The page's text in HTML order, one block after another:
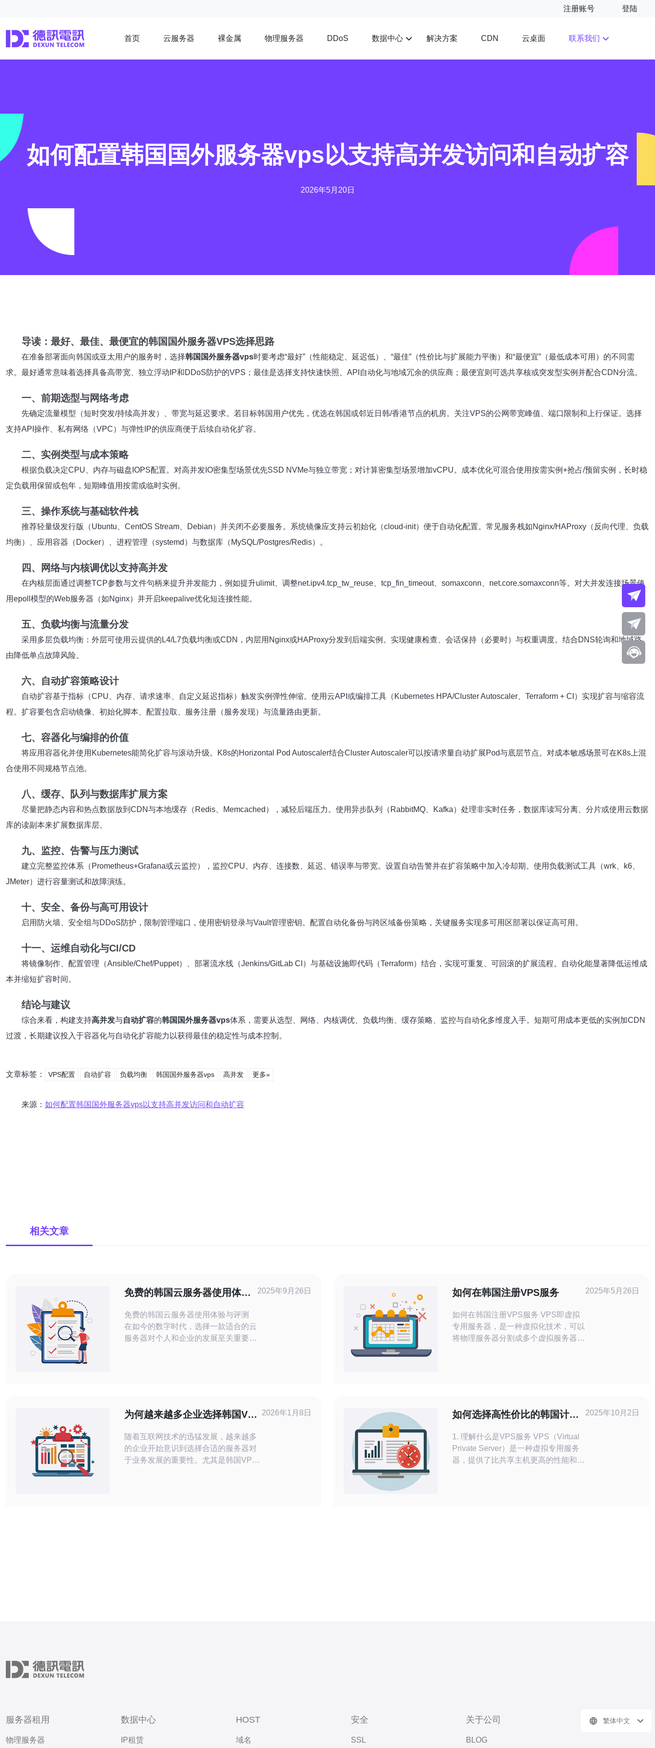
注册账号 登陆
首页 云服务器 裸金属 物理服务器 DDoS 数据中心 解决方案 CDN 云桌面 联系我们
如何配置韩国国外服务器vps以支持高并发访问和自动扩容
2026年5月20日
导读：最好、最佳、最便宜的韩国国外服务器VPS选择思路
在准备部署面向韩国或亚太用户的服务时，选择韩国国外服务器vps时要考虑“最好”（性能稳定、延迟低）、“最佳”（性价比与扩展能力平衡）和“最便宜”（最低成本可用）的不同需
求。最好通常意味着选择具备高带宽、独立浮动IP和DDoS防护的VPS；最佳是选择支持快速快照、API自动化与地域冗余的供应商；最便宜则可选共享核或突发型实例并配合CDN分流。
一、前期选型与网络考虑
先确定流量模型（短时突发/持续高并发）、带宽与延迟要求。若目标韩国用户优先，优选在韩国或邻近日韩/香港节点的机房。关注VPS的公网带宽峰值、端口限制和上行保证。选择
支持API操作、私有网络（VPC）与弹性IP的供应商便于后续自动化扩容。
二、实例类型与成本策略
根据负载决定CPU、内存与磁盘IOPS配置。对高并发IO密集型场景优先SSD NVMe与独立带宽；对计算密集型场景增加vCPU。成本优化可混合使用按需实例+抢占/预留实例，长时稳
定负载用保留或包年，短期峰值用按需或临时实例。
三、操作系统与基础软件栈
推荐轻量级发行版（Ubuntu、CentOS Stream、Debian）并关闭不必要服务。系统镜像应支持云初始化（cloud-init）便于自动化配置。常见服务栈如Nginx/HAProxy（反向代理、负载
均衡）、应用容器（Docker）、进程管理（systemd）与数据库（MySQL/Postgres/Redis）。
四、网络与内核调优以支持高并发
在内核层面通过调整TCP参数与文件句柄来提升并发能力，例如提升ulimit、调整net.ipv4.tcp_tw_reuse、tcp_fin_timeout、somaxconn、net.core.somaxconn等。对大并发连接场景使
用epoll模型的Web服务器（如Nginx）并开启keepalive优化短连接性能。
五、负载均衡与流量分发
采用多层负载均衡：外层可使用云提供的L4/L7负载均衡或CDN，内层用Nginx或HAProxy分发到后端实例。实现健康检查、会话保持（必要时）与权重调度。结合DNS轮询和地域路
由降低单点故障风险。
六、自动扩容策略设计
自动扩容基于指标（CPU、内存、请求速率、自定义延迟指标）触发实例弹性伸缩。使用云API或编排工具（Kubernetes HPA/Cluster Autoscaler、Terraform + CI）实现扩容与缩容流
程。扩容要包含启动镜像、初始化脚本、配置拉取、服务注册（服务发现）与流量路由更新。
七、容器化与编排的价值
将应用容器化并使用Kubernetes能简化扩容与滚动升级。K8s的Horizontal Pod Autoscaler结合Cluster Autoscaler可以按请求量自动扩展Pod与底层节点。对成本敏感场景可在K8s上混
合使用不同规格节点池。
八、缓存、队列与数据库扩展方案
尽量把静态内容和热点数据放到CDN与本地缓存（Redis、Memcached），减轻后端压力。使用异步队列（RabbitMQ、Kafka）处理非实时任务，数据库读写分离、分片或使用云数据
库的读副本来扩展数据库层。
九、监控、告警与压力测试
建立完整监控体系（Prometheus+Grafana或云监控），监控CPU、内存、连接数、延迟、错误率与带宽。设置自动告警并在扩容策略中加入冷却期。使用负载测试工具（wrk、k6、
JMeter）进行容量测试和故障演练。
十、安全、备份与高可用设计
启用防火墙、安全组与DDoS防护，限制管理端口，使用密钥登录与Vault管理密钥。配置自动化备份与跨区域备份策略，关键服务实现多可用区部署以保证高可用。
十一、运维自动化与CI/CD
将镜像制作、配置管理（Ansible/Chef/Puppet）、部署流水线（Jenkins/GitLab CI）与基础设施即代码（Terraform）结合，实现可重复、可回滚的扩展流程。自动化能显著降低运维成
本并缩短扩容时间。
结论与建议
综合来看，构建支持高并发与自动扩容的韩国国外服务器vps体系，需要从选型、网络、内核调优、负载均衡、缓存策略、监控与自动化多维度入手。短期可用成本更低的实例加CDN
过渡，长期建议投入于容器化与自动化扩容能力以获得最佳的稳定性与成本控制。
文章标签： VPS配置 自动扩容 负载均衡 韩国国外服务器vps 高并发 更多»
来源： 如何配置韩国国外服务器vps以支持高并发访问和自动扩容
相关文章
免费的韩国云服务器使用体验
免费的韩国云服务器使用体验与评测
在如今的数字时代，选择一款适合的云
服务器对个人和企业的发展至关重要。
部分： 1. 性能
2025年9月26日 如何在韩国注册VPS服务
如何在韩国注册VPS服务 VPS即虚拟
专用服务器，是一种虚拟化技术，可以
将物理服务器分割成多个虚拟服务器，
选择在韩国注册VPS服务可以获得更
快的访问速度和更
2025年5月26日
为何越来越多企业选择韩国VPS
随着互联网技术的迅猛发展，越来越多
的企业开始意识到选择合适的服务器对
于业务发展的重要性。尤其是韩国VPS
2026年1月8日
如何选择高性价比的韩国计时
1. 理解什么是VPS服务 VPS（Virtual
Private Server）是一种虚拟专用服务
器，提供了比共享主机更高的性能和灵
2025年10月2日
服务器租用
物理服务器
数据中心
IP租赁
HOST
域名
安全
SSL
关于公司
BLOG
繁体中文